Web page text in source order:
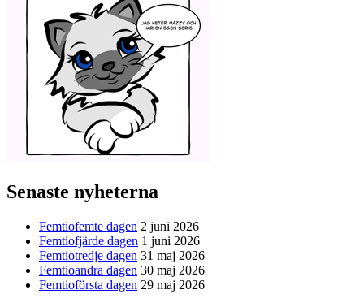
Senaste nyheterna
Femtiofemte dagen 2 juni 2026
Femtiofjärde dagen 1 juni 2026
Femtiotredje dagen 31 maj 2026
Femtioandra dagen 30 maj 2026
Femtioförsta dagen 29 maj 2026